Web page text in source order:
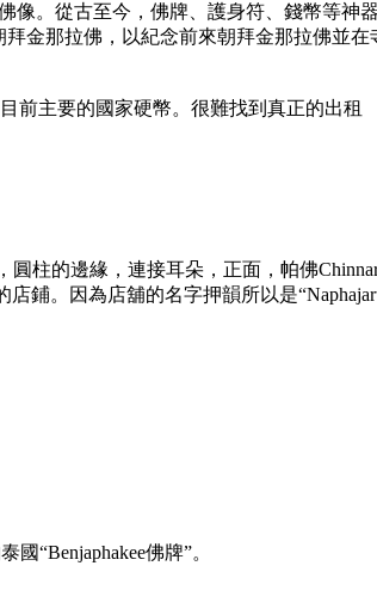
像。從古至今，佛牌、護身符、錢幣等
金那拉佛，以紀念前來朝拜金那拉佛並
前主要的國家硬幣。很難找到真正的出租
柱的邊緣，連接耳朵，正面，帕佛
鋪。因為店舖的名字押韻所以是
“Benjaphakee佛牌”。